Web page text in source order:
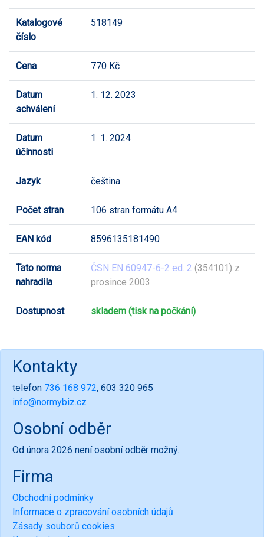
Katalogové
číslo
518149
Cena 770 Kč
Datum
schválení
1. 12. 2023
Datum
účinnosti
1. 1. 2024
Jazyk čeština
Počet stran 106 stran formátu A4
EAN kód 8596135181490
Tato norma
nahradila
ČSN EN 60947-6-2 ed. 2 (354101) z
prosince 2003
Dostupnost skladem (tisk na počkání)
Kontakty
telefon 736 168 972, 603 320 965
info@normybiz.cz
Osobní odběr
Od února 2026 není osobní odběr možný.
Firma
Obchodní podmínky
Informace o zpracování osobních údajů
Zásady souborů cookies